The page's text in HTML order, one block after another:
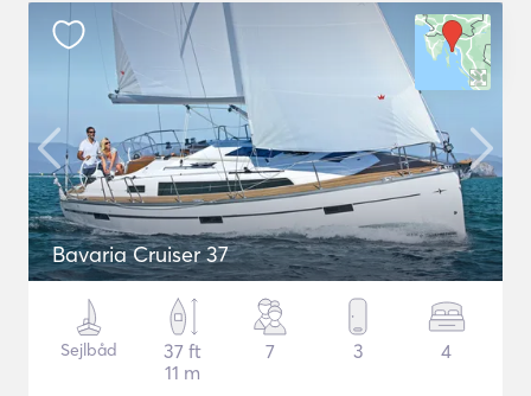
Bavaria Cruiser 37
Sejlbåd
37 ft
11 m
7 3 4